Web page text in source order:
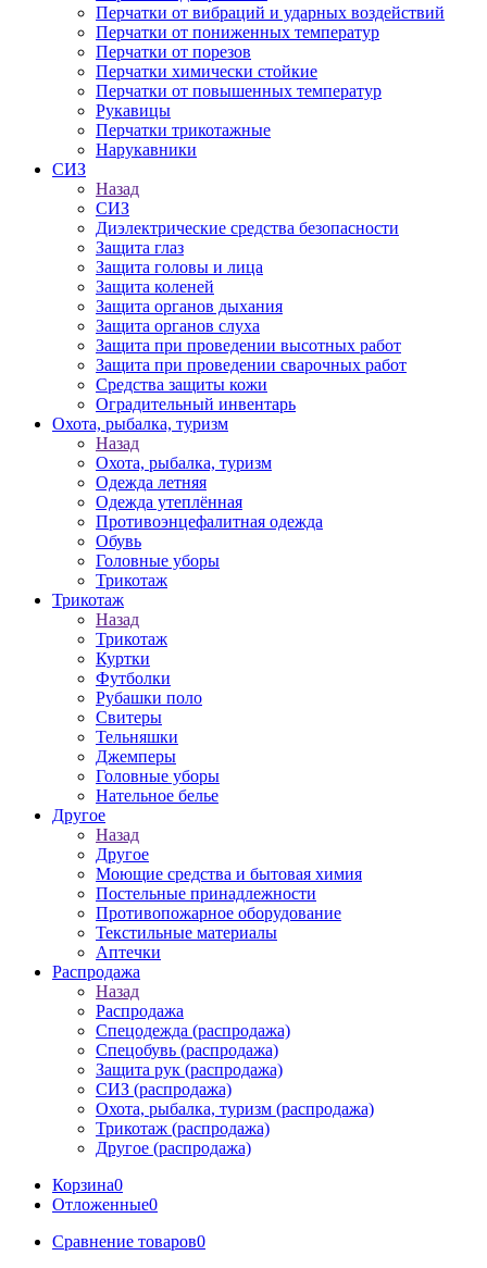
Перчатки от вибраций и ударных воздействий
Перчатки от пониженных температур
Перчатки от порезов
Перчатки химически стойкие
Перчатки от повышенных температур
Рукавицы
Перчатки трикотажные
Нарукавники
СИЗ
Назад
СИЗ
Диэлектрические средства безопасности
Защита глаз
Защита головы и лица
Защита коленей
Защита органов дыхания
Защита органов слуха
Защита при проведении высотных работ
Защита при проведении сварочных работ
Средства защиты кожи
Оградительный инвентарь
Охота, рыбалка, туризм
Назад
Охота, рыбалка, туризм
Одежда летняя
Одежда утеплённая
Противоэнцефалитная одежда
Обувь
Головные уборы
Трикотаж
Трикотаж
Назад
Трикотаж
Куртки
Футболки
Рубашки поло
Свитеры
Тельняшки
Джемперы
Головные уборы
Нательное белье
Другое
Назад
Другое
Моющие средства и бытовая химия
Постельные принадлежности
Противопожарное оборудование
Текстильные материалы
Аптечки
Распродажа
Назад
Распродажа
Спецодежда (распродажа)
Спецобувь (распродажа)
Защита рук (распродажа)
СИЗ (распродажа)
Охота, рыбалка, туризм (распродажа)
Трикотаж (распродажа)
Другое (распродажа)
Корзина0
Отложенные0
Сравнение товаров0